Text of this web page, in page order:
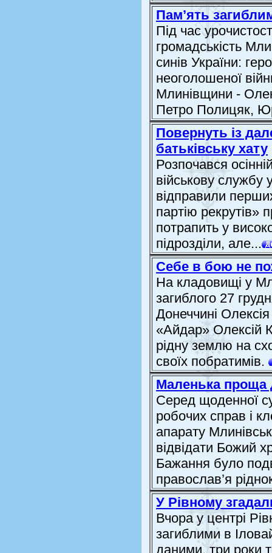
Пам’ять
Під час
громадськість
синів України:
неоголошеної
Млинівщини -
Петро Полицяк,
Повернуть із
батьківську хату
Розпочався
військову службу
відправили
партію рекрутів»
потрапить у
підрозділи, але...
Себе в бою не
На кладовищі у
загиблого 27
Донеччині
«Айдар» Олексій
рідну землю на
своїх побратимів.
Маленька проща
Серед щоденної
робочих справ і
апарату
відвідати Божий
Бажання було
православ’я
У Рівному
Вчора у центрі
загиблими в
даними, три роки